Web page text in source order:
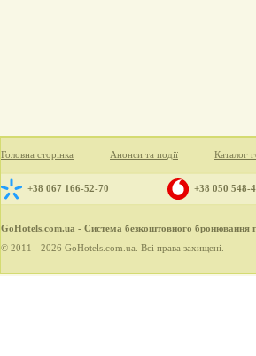
Головна сторінка Анонси та події Каталог
+38 067 166-52-70 +38 050 548-
GoHotels.com.ua - Система безкоштовного бронювання
© 2011 - 2026 GoHotels.com.ua. Всі права захищені.